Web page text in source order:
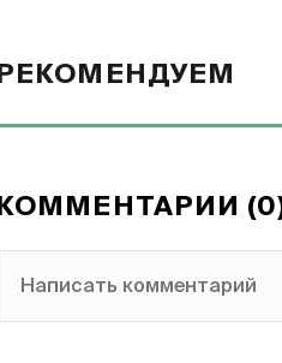
РЕКОМЕНДУЕМ
КОММЕНТАРИИ
Написать комментарий